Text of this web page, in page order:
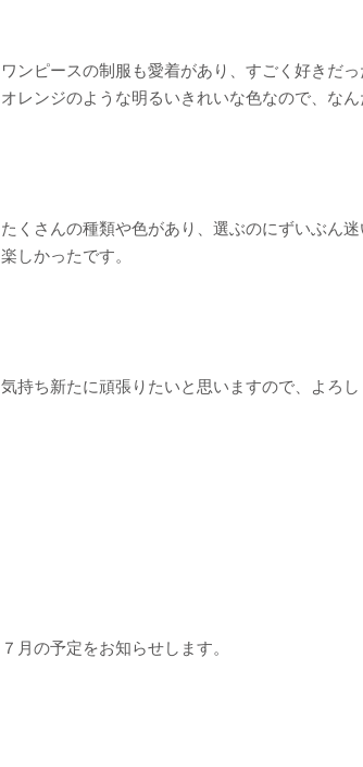
ワンピースの制服も愛着があり、すごく好きだ
オレンジのような明るいきれいな色なので、なん
たくさんの種類や色があり、選ぶのにずいぶん
楽しかったです。
気持ち新たに頑張りたいと思いますので、よろし
７月の予定をお知らせします。